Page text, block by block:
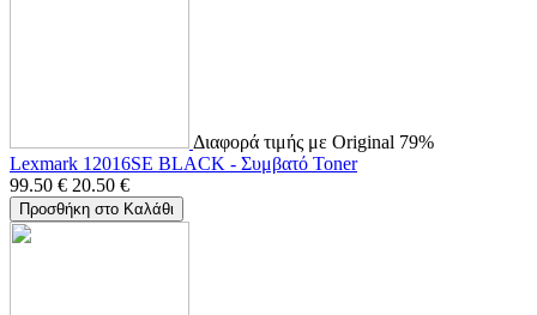
Διαφορά τιμής με Original 79%
Lexmark 12016SE BLACK - Συμβατό Toner
99.50 € 20.50 €
Προσθήκη στο Καλάθι